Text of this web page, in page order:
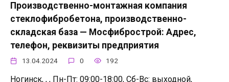
Производственно-монтажная компания
стеклофибробетона, производственно-
складская база — Мосфибрострой: Адрес,
телефон, реквизиты предприятия
13.04.2024 0 192
Ногинск, , , Пн-Пт: 09:00-18:00, Сб-Вс: выходной,